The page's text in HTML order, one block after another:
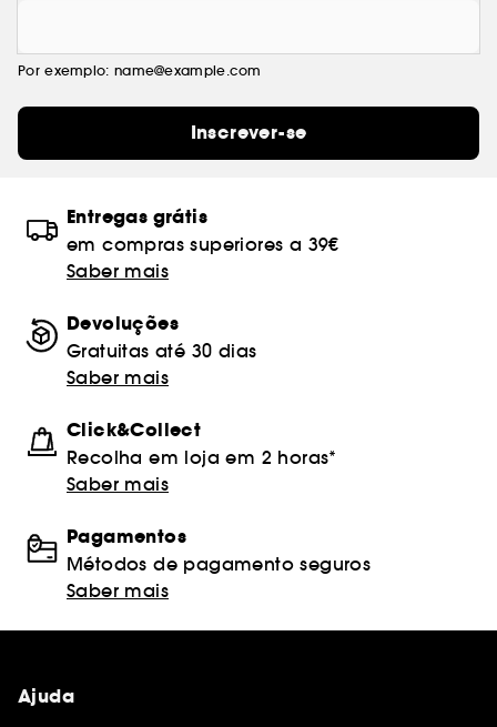
Por exemplo: name@example.com
Inscrever-se
Entregas grátis
em compras superiores a 39€
Saber mais
Devoluções
Gratuitas até 30 dias
Saber mais
Click&Collect
Recolha em loja em 2 horas*
Saber mais
Pagamentos
Métodos de pagamento seguros
Saber mais
Ajuda